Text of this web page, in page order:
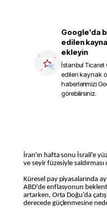
Google'da
edilen
ekleyin
İstanbul Ticaret
edilen kaynak
haberlerimizi
görebilirsiniz.
İran'ın hafta sonu İsrail'e
ve seyir füzesiyle
Küresel pay piyasalarında
ABD'de enflasyonun
artarken, Orta Doğu’da
derecede güçlenmesine